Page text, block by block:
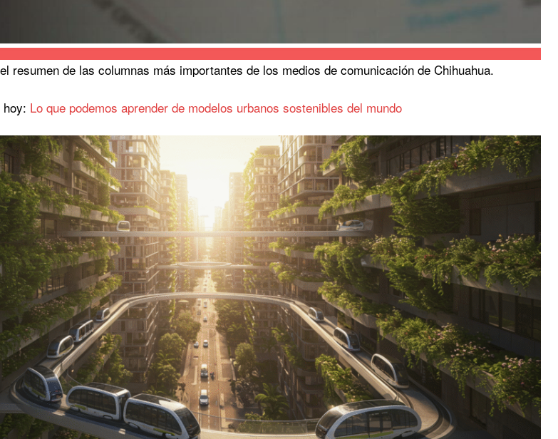
resumen de las columnas más importantes de los medios de comunicación de Chihuahua.
Lo que podemos aprender de modelos urbanos sostenibles del mundo